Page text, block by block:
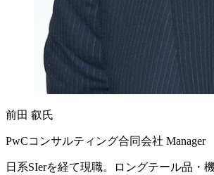
前田 叡氏
PwCコンサルティング合同会社 Manager
日系SIerを経て現職。ロングテール品・